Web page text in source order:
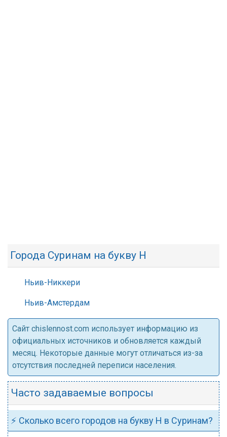
Города Суринам на букву Н
Ньив-Никкери
Ньив-Амстердам
Cайт chislennost.com использует информацию из
официальных источников и обновляется каждый
месяц. Некоторые данные могут отличаться из-за
отсутствия последней переписи населения.
Часто задаваемые вопросы
⚡ Сколько всего городов на букву Н в Суринам?